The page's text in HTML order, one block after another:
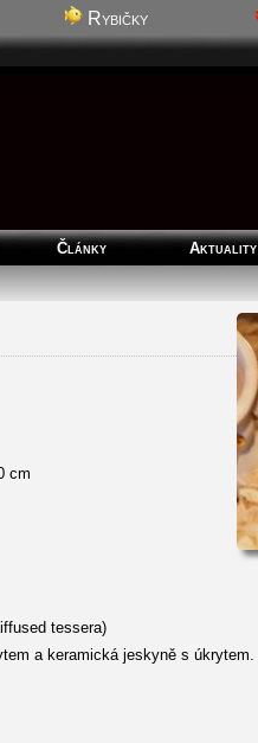
Rybičky
Články Aktuality
cm
tessera)
a keramická jeskyně s úkrytem.